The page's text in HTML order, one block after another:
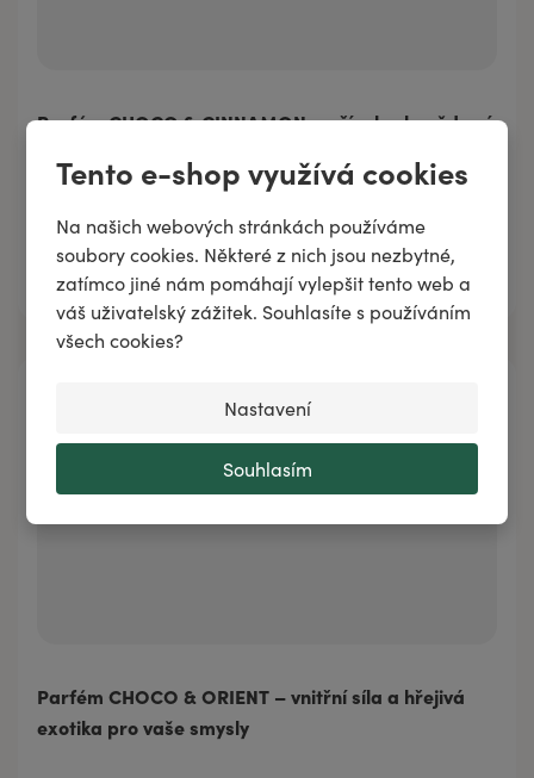
Tento e-shop využívá cookies
Na našich webových stránkách používáme
soubory cookies. Některé z nich jsou nezbytné,
zatímco jiné nám pomáhají vylepšit tento web a
váš uživatelský zážitek. Souhlasíte s používáním
všech cookies?
Nastavení
Souhlasím
Parfém CHOCO & CINNAMON – příval sebevědomí
151 Kč /30 ml
Přidat do košíku
Parfém CHOCO & ORIENT – vnitřní síla a hřejivá
exotika pro vaše smysly